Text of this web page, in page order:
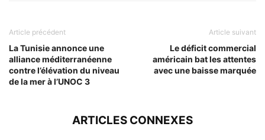
Article précédent
La Tunisie annonce une
alliance méditerranéenne
contre l’élévation du niveau
de la mer à l’UNOC 3
Article suivant
Le déficit commercial
américain bat les attentes
avec une baisse marquée
ARTICLES CONNEXES